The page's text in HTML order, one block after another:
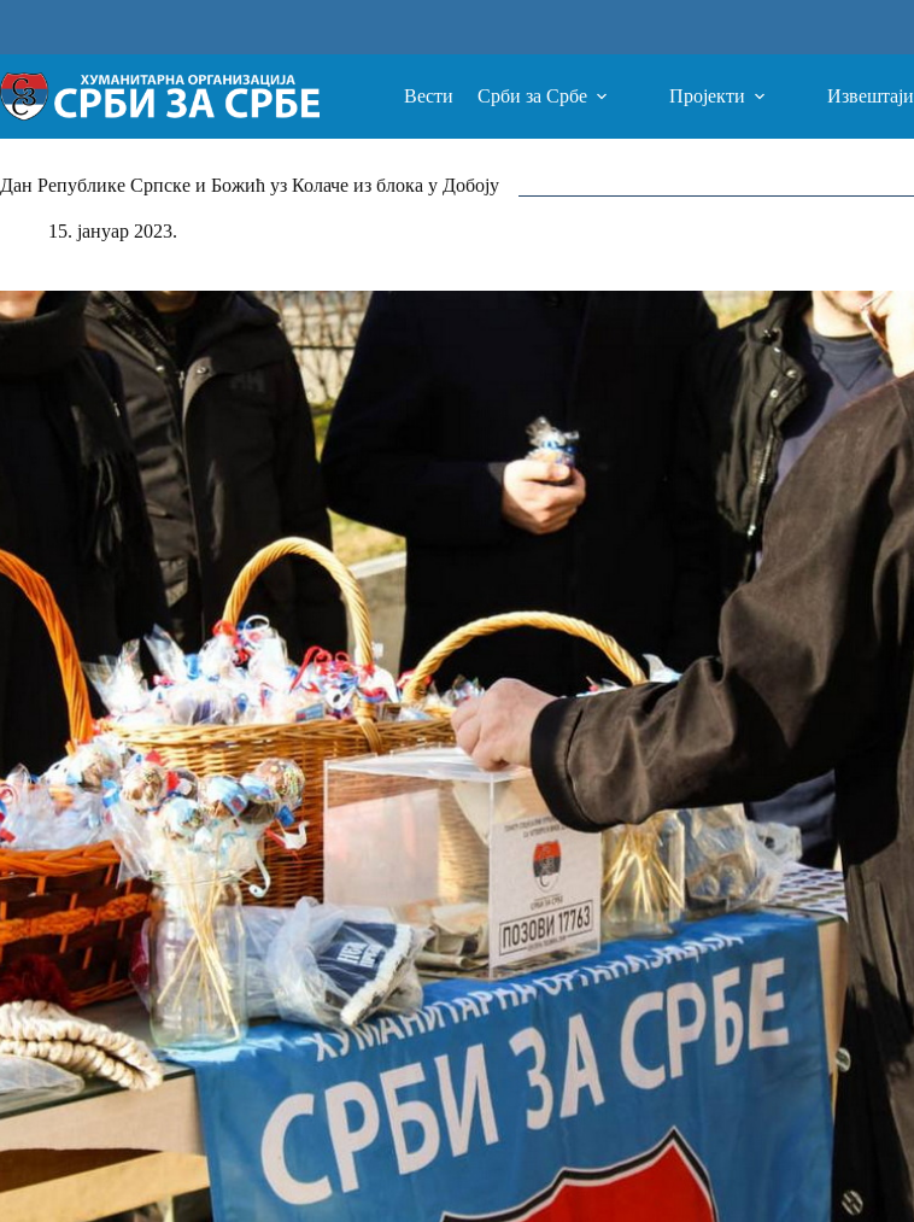
Вести Срби за Србе Пројекти Извештаји
Дан Републике Српске и Божић уз Колаче из блока у Добоју
15. јануар 2023.